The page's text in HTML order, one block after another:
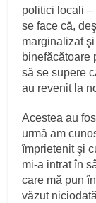
politici locali –
se face că,
marginalizat
binefăcătoare
să se supere
au revenit la
Acestea au
urmă am
împrietenit şi
mi-a intrat în
care mă pun
văzut